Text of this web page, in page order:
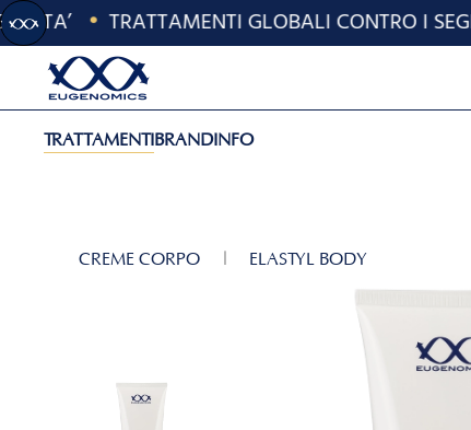
Skip to main content
• TRATTAMENTI GLOBALI CONTRO I SEGNI
TRATTAMENTIBRANDINFO
CREME CORPO ELASTYL BODY